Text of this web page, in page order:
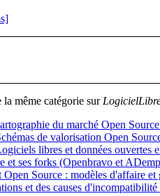
la même catégorie sur
du marché Open
de valorisation Open
libres et données ouvertes
et ses forks (Openbravo et
Source : modèles d'affaire et
et des causes d'incompatibilité